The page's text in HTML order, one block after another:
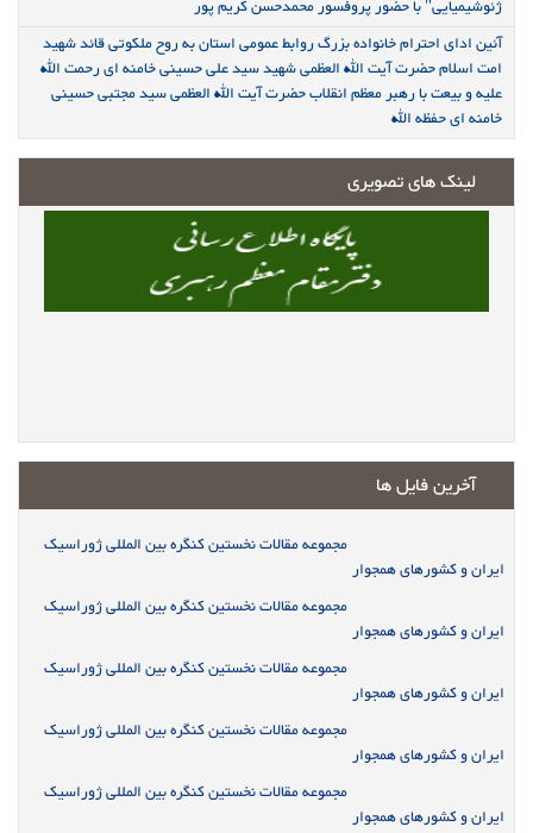
ژئوشیمیایی" با حضور پروفسور محمدحسن کریم پور
آئین ادای احترام خانواده بزرگ روابط عمومی استان به روح ملکوتی قائد شهید
امت اسلام حضرت آیت الله العظمی شهید سید علی حسینی خامنه ای رحمت الله
علیه و بیعت با رهبر معظم انقلاب حضرت آیت الله العظمی سید مجتبی حسینی
خامنه ای حفظه الله
لینک های تصویری
آخرین فایل ها
مجموعه مقالات نخستین کنگره بین المللی ژوراسیک
ایران و کشورهای همجوار
مجموعه مقالات نخستین کنگره بین المللی ژوراسیک
ایران و کشورهای همجوار
مجموعه مقالات نخستین کنگره بین المللی ژوراسیک
ایران و کشورهای همجوار
مجموعه مقالات نخستین کنگره بین المللی ژوراسیک
ایران و کشورهای همجوار
مجموعه مقالات نخستین کنگره بین المللی ژوراسیک
ایران و کشورهای همجوار